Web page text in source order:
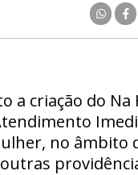
a criação do
no âmbito